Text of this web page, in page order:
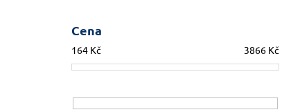
Cena
164 Kč 3866 Kč